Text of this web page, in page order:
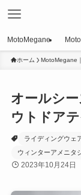
MotoMegane
ホーム MotoMegane
オールシ
ウトドア
ライディングウェ
ウィンターアメニタ
2023年10月24日